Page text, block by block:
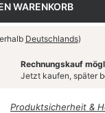
WARENKORB
Deutschlands)
Rechnungskauf
Jetzt kaufen, später
Produktsicherheit &